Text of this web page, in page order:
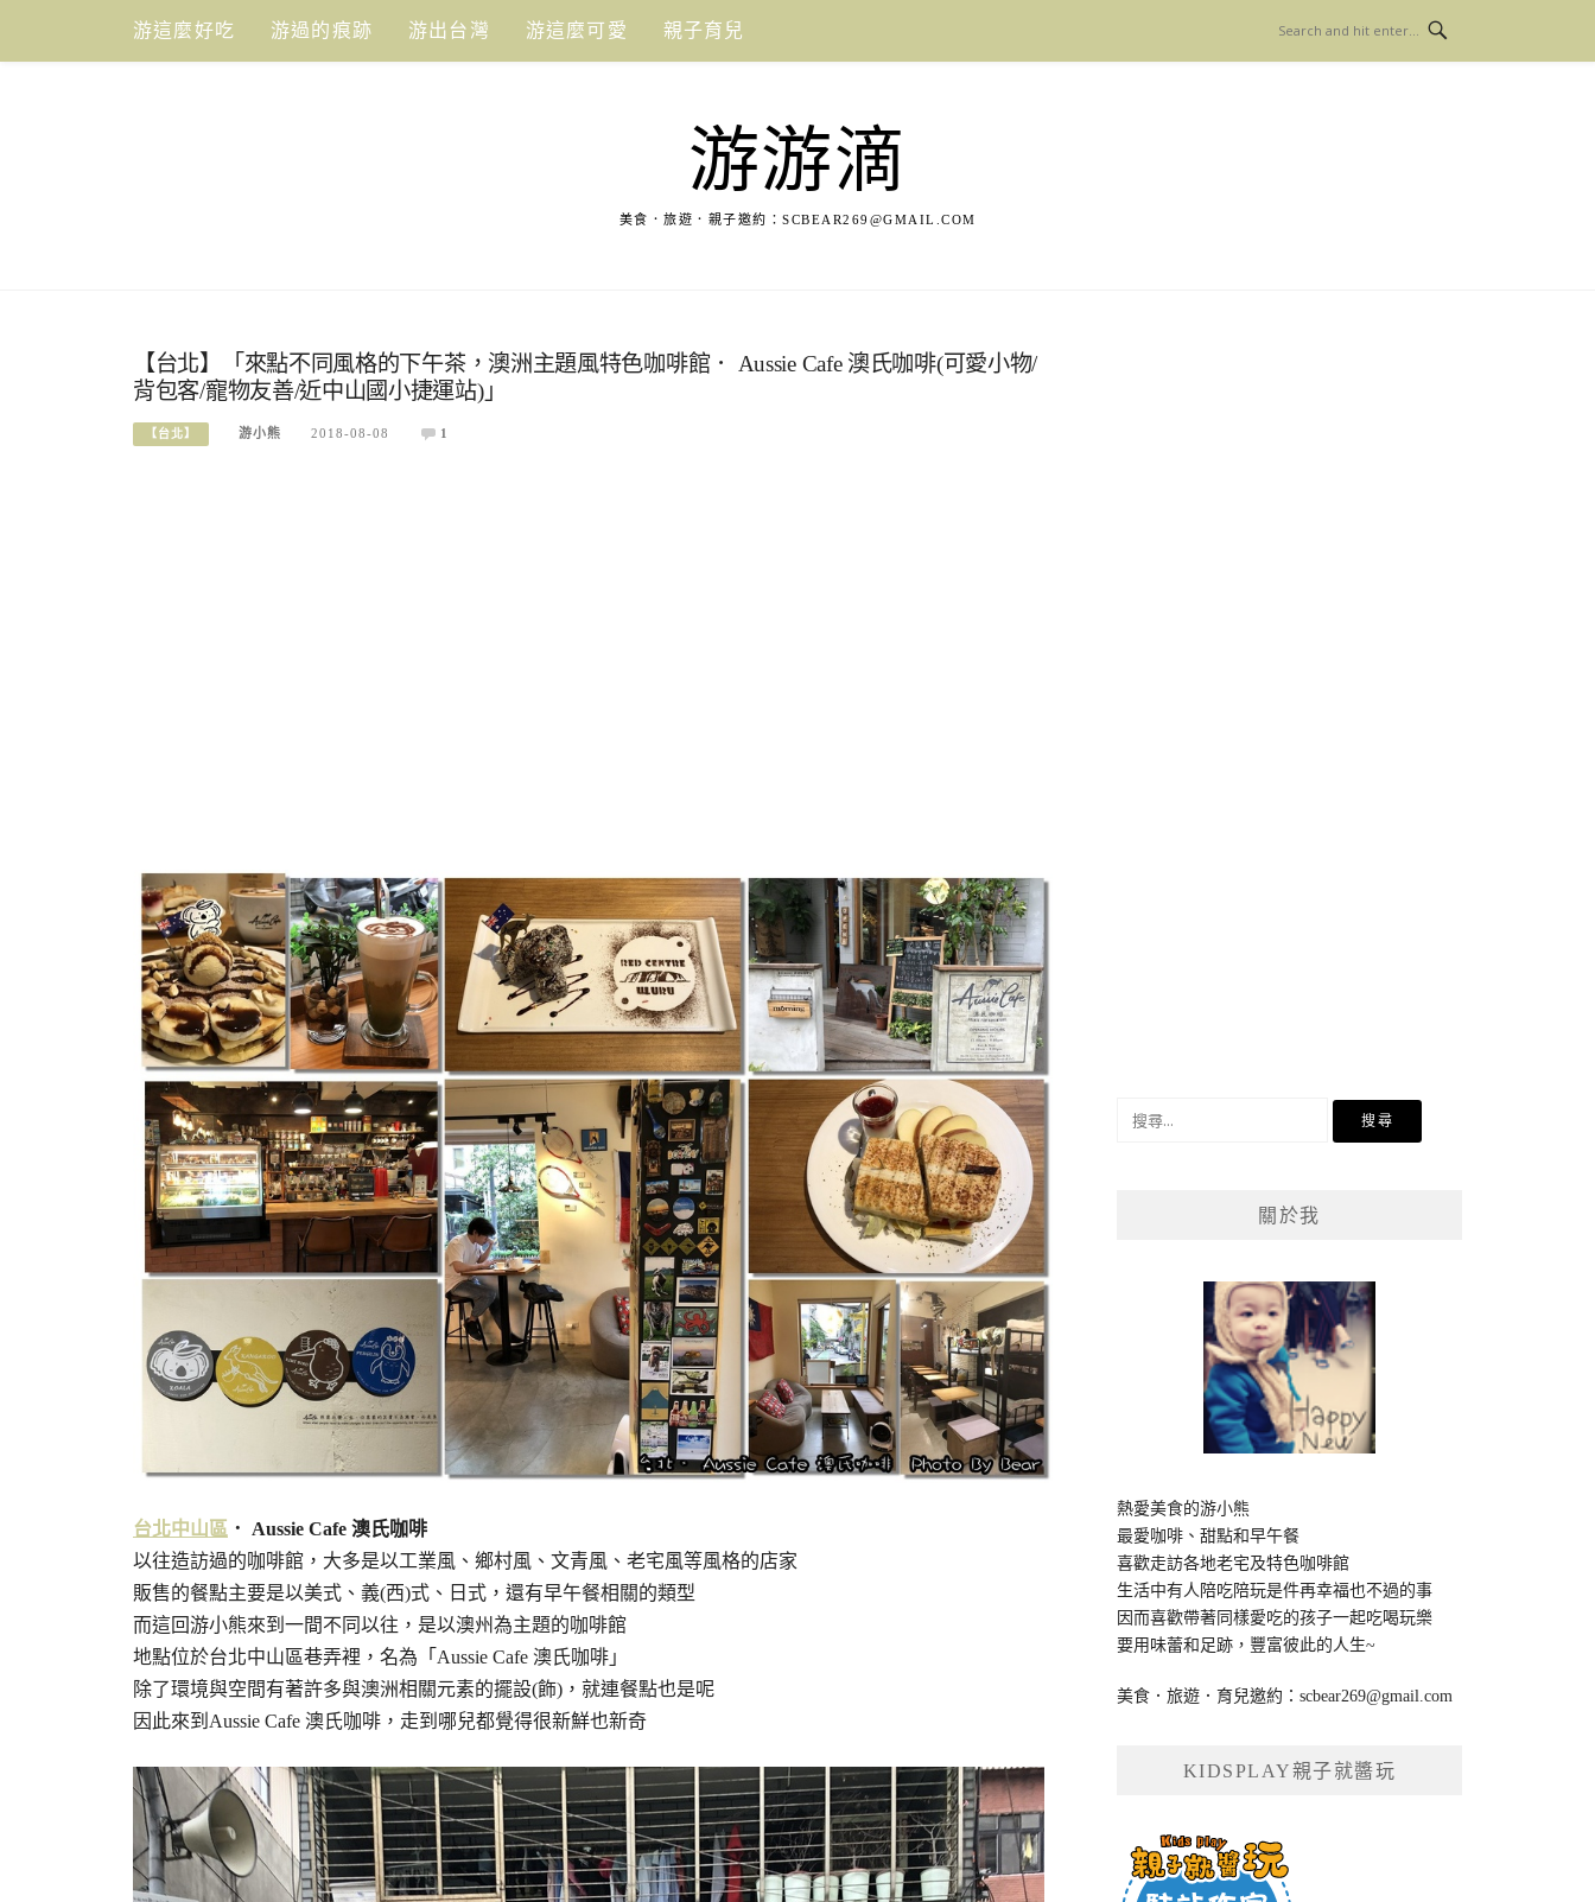
content
游這麼好吃 游過的痕跡 游出台灣 游這麼可愛 親子育兒
游游滴
美食．旅遊．親子邀約： SCBEAR269@GMAIL.COM
【台北】「來點不同風格的下午茶，澳洲主題風特色咖啡館． Aussie Cafe 澳氏咖啡(可愛小物/
背包客/寵物友善/近中山國小捷運站)」
【台北】 游小熊 2018-08-08 1
台北中山區 ． Aussie Cafe 澳氏咖啡
以往造訪過的咖啡館，大多是以工業風、鄉村風、文青風、老宅風等風格的店家
販售的餐點主要是以美式、義(西)式、日式，還有早午餐相關的類型
而這回游小熊來到一間不同以往，是以澳州為主題的咖啡館
地點位於台北中山區巷弄裡，名為「Aussie Cafe 澳氏咖啡」
除了環境與空間有著許多與澳洲相關元素的擺設(飾)，就連餐點也是呢
因此來到Aussie Cafe 澳氏咖啡，走到哪兒都覺得很新鮮也新奇
關於我
熱愛美食的游小熊
最愛咖啡、甜點和早午餐
喜歡走訪各地老宅及特色咖啡館
生活中有人陪吃陪玩是件再幸福也不過的事
因而喜歡帶著同樣愛吃的孩子一起吃喝玩樂
要用味蕾和足跡，豐富彼此的人生~
美食．旅遊．育兒邀約：scbear269@gmail.com
KIDSPLAY親子就醬玩